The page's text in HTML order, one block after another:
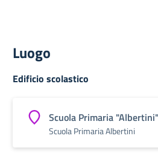
Luogo
Edificio scolastico
Scuola Primaria "Albertini"
Scuola Primaria Albertini